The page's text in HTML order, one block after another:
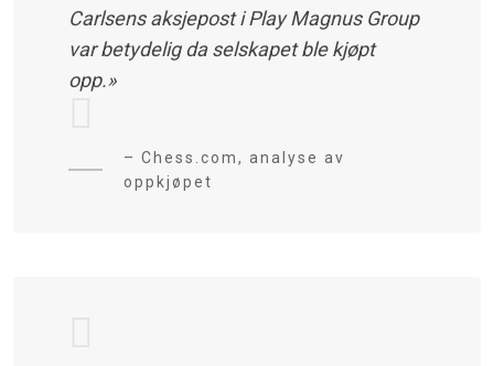
Carlsens aksjepost i Play Magnus Group
var betydelig da selskapet ble kjøpt
opp.»
– Chess.com, analyse av
oppkjøpet